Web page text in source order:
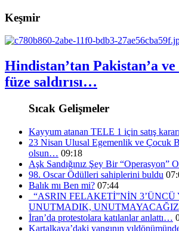
Keşmir
Hindistan’tan Pakistan’a
füze saldırısı…
Sıcak Gelişmeler
Kayyum atanan TELE 1 için satış kararı
23 Nisan Ulusal Egemenlik ve Çocuk
olsun… 09:18
Aşk Sandığınız Şey Bir “Operasyon”
98. Oscar Ödülleri sahiplerini buldu
Balık mı Ben mi? 07:44
“ASRIN FELAKETİ”NİN
UNUTMADIK,
İran’da protestolara katılanlar anlattı…
Kartalkaya’daki yangının